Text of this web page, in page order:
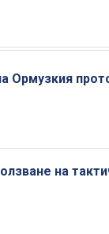
Ормузкия
на